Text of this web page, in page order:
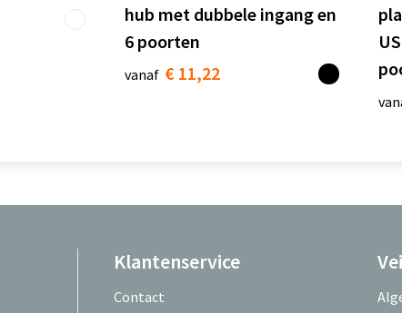
hub met dubbele ingang en
6 poorten
vanaf € 11,22
Klantenservice
Contact